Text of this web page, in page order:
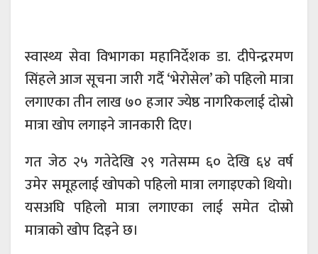
स्वास्थ्य सेवा विभागका महानिर्देशक डा. दीपेन्द्ररमण
सिंहले आज सूचना जारी गर्दै ‘भेरोसेल’ को पहिलो मात्रा
लगाएका तीन लाख ७० हजार ज्येष्ठ नागरिकलाई दोस्रो
मात्रा खोप लगाइने जानकारी दिए।
गत जेठ २५ गतेदेखि २९ गतेसम्म ६० देखि ६४ वर्ष
उमेर समूहलाई खोपको पहिलो मात्रा लगाइएको थियो।
यसअघि पहिलो मात्रा लगाएका लाई समेत दोस्रो
मात्राको खोप दिइने छ।